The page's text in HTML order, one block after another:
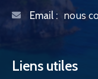
Email : nous
Liens utiles